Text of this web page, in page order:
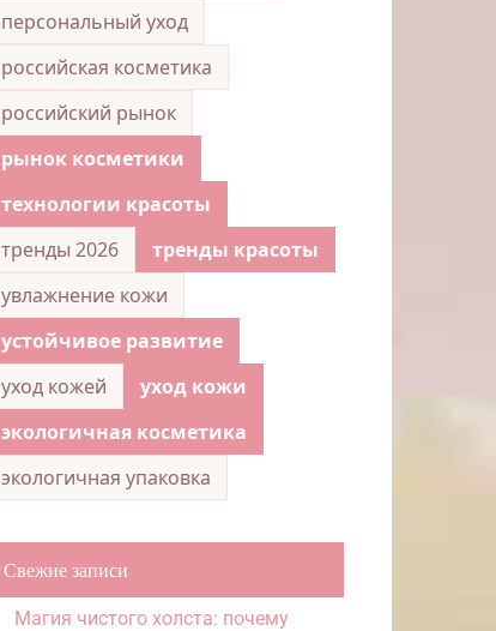
персональный уход
российская косметика
российский рынок
рынок косметики
технологии красоты
тренды 2026
тренды красоты
увлажнение кожи
устойчивое развитие
уход кожей
уход кожи
экологичная косметика
экологичная упаковка
Свежие записи
Магия чистого холста: почему